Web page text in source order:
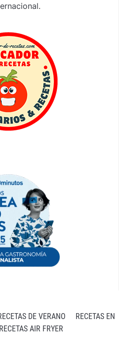
.
DE VERANO
RECETAS EN
RECETAS AIR FRYER